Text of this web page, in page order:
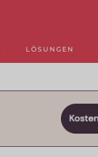
LÖSUNGEN